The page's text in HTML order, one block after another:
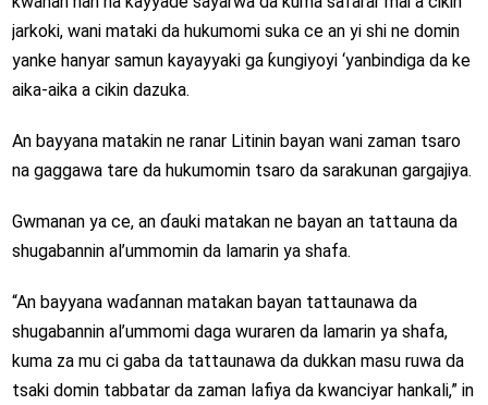
jarkoki, wani mataki da hukumomi suka ce an yi shi ne domin
yanke hanyar samun kayayyaki ga ƙungiyoyi ‘yanbindiga da ke
aika-aika a cikin dazuka.
An bayyana matakin ne ranar Litinin bayan wani zaman tsaro
na gaggawa tare da hukumomin tsaro da sarakunan gargajiya.
Gwmanan ya ce, an ɗauki matakan ne bayan an tattauna da
shugabannin al’ummomin da lamarin ya shafa.
“An bayyana waɗannan matakan bayan tattaunawa da
shugabannin al’ummomi daga wuraren da lamarin ya shafa,
kuma za mu ci gaba da tattaunawa da dukkan masu ruwa da
tsaki domin tabbatar da zaman lafiya da kwanciyar hankali,” in